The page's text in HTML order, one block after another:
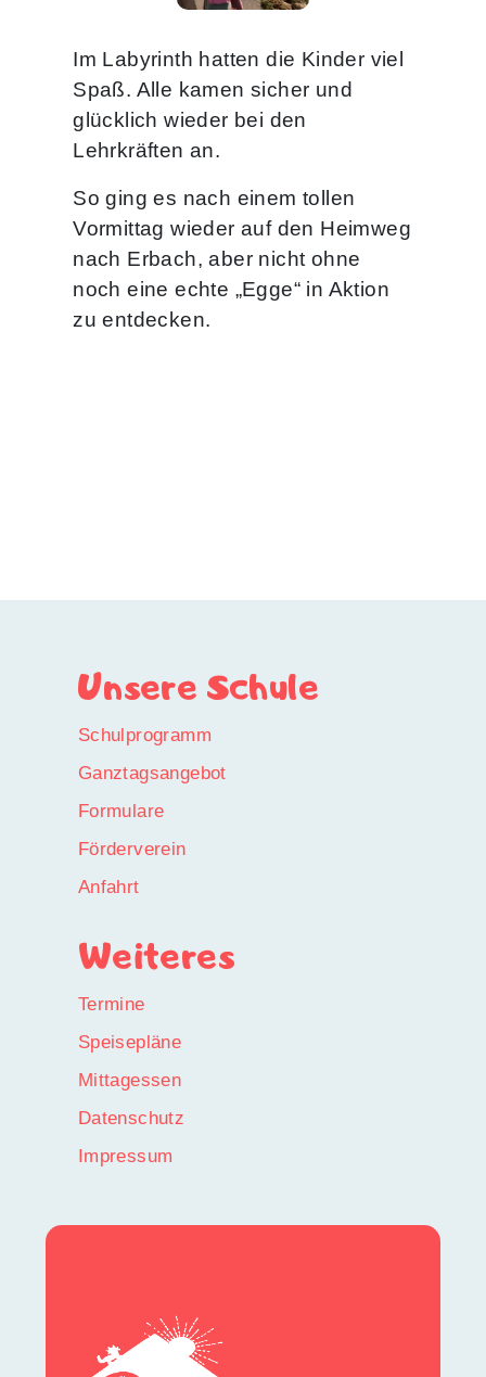
Im Labyrinth hatten die Kinder viel
Spaß. Alle kamen sicher und
glücklich wieder bei den
Lehrkräften an.
So ging es nach einem tollen
Vormittag wieder auf den Heimweg
nach Erbach, aber nicht ohne
noch eine echte „Egge“ in Aktion
zu entdecken.
Unsere Schule
Schulprogramm
Ganztagsangebot
Formulare
Förderverein
Anfahrt
Weiteres
Termine
Speisepläne
Mittagessen
Datenschutz
Impressum